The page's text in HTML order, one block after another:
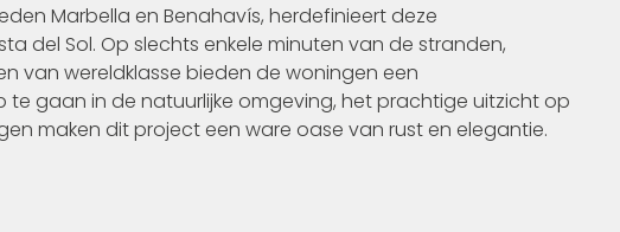
Marbella en Benahavís, herdefinieert deze
del Sol. Op slechts enkele minuten van de stranden,
van wereldklasse bieden de woningen een
gaan in de natuurlijke omgeving, het prachtige uitzicht op
maken dit project een ware oase van rust en elegantie.